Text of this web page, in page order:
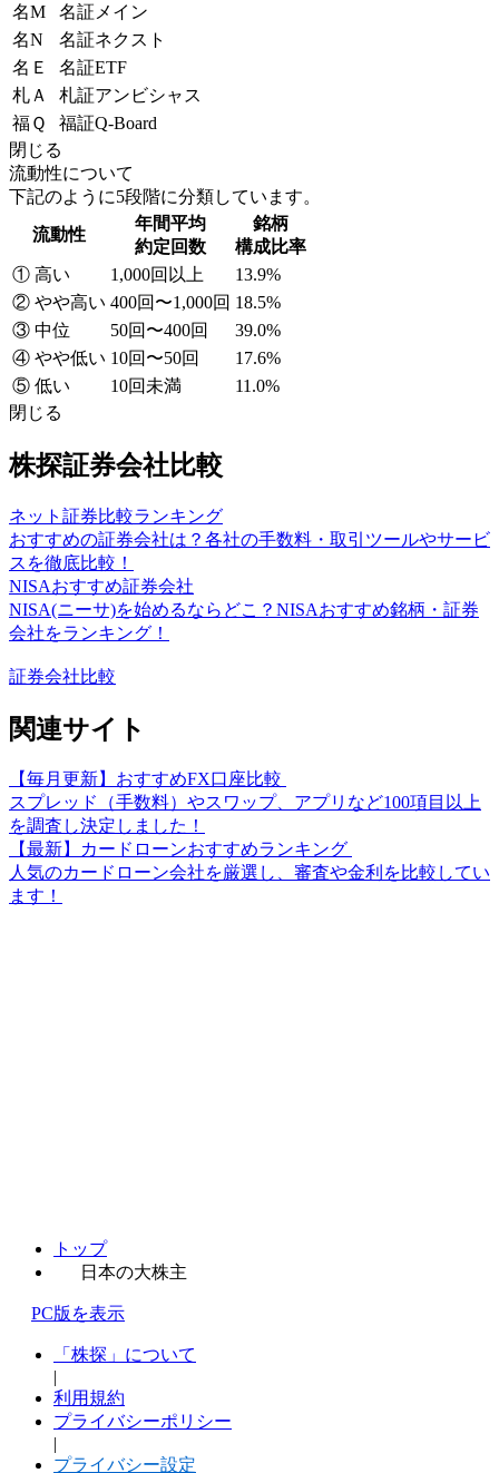
名M
名証メイン
名N
名証ネクスト
名Ｅ
名証ETF
札Ａ
札証アンビシャス
福Ｑ
福証Q-Board
閉じる
流動性について
下記のように5段階に分類しています。
流動性
年間平均
約定回数
銘柄
構成比率
① 高い
1,000回以上
13.9%
② やや高い 400回〜1,000回 18.5%
③ 中位
50回〜400回
39.0%
④ やや低い 10回〜50回
17.6%
⑤ 低い
10回未満
11.0%
閉じる
株探証券会社比較
ネット証券比較ランキング
おすすめの証券会社は？各社の手数料・取引ツールやサービ
スを徹底比較！
NISAおすすめ証券会社
NISA(ニーサ)を始めるならどこ？NISAおすすめ銘柄・証券
会社をランキング！
証券会社比較
関連サイト
【毎月更新】おすすめFX口座比較
スプレッド（手数料）やスワップ、アプリなど100項目以上
を調査し決定しました！
【最新】カードローンおすすめランキング
人気のカードローン会社を厳選し、審査や金利を比較してい
ます！
トップ
日本の大株主
PC版を表示
「株探」について
|
利用規約
プライバシーポリシー
|
プライバシー設定